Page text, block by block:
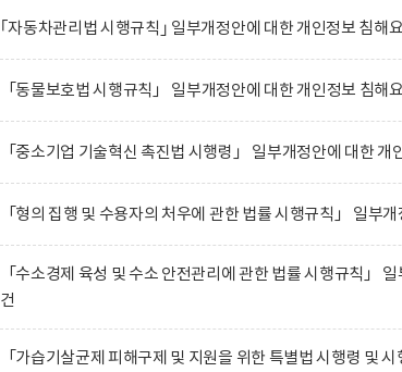
｢자동차관리법 시행규칙｣ 일부개정안에 대한 개인정보 침해
「동물보호법 시행규칙」 일부개정안에 대한 개인정보 침해
「중소기업 기술혁신 촉진법 시행령」 일부개정안에 대한 개
「형의 집행 및 수용자의 처우에 관한 법률 시행규칙」 일부
「수소경제 육성 및 수소 안전관리에 관한 법률 시행규칙」
건
「가습기살균제 피해구제 및 지원을 위한 특별법 시행령 및